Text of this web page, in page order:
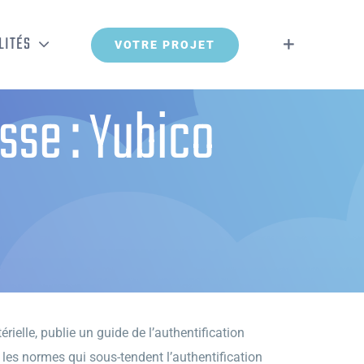
VOTRE PROJET
: Yubico
publie un guide de l’authentification
normes qui sous-tendent l’authentification